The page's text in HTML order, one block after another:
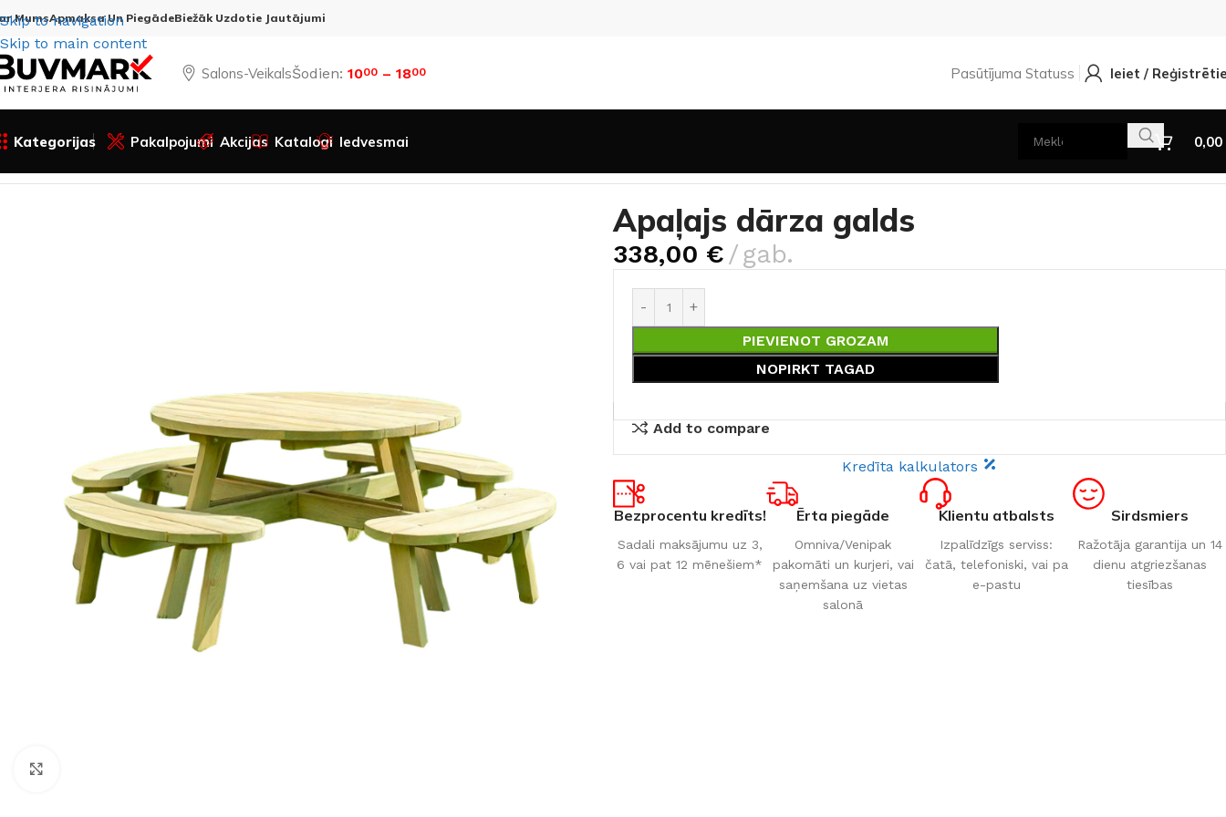
Skip to navigation
Skip to main content
MumsApmaksa Un PiegādeBiežāk Uzdotie Jautājumi
Salons-VeikalsŠodien: 1000 – 1800 Pasūtījuma Statuss Ieiet /
Kategorijas Pakalpojumi Akcijas Katalogi Iedvesmai
0,00
Apaļajs dārza galds
338,00 € gab.
PIEVIENOT GROZAM
NOPIRKT TAGAD
Add to compare
Kredīta kalkulators
Bezprocentu kredīts!
Sadali maksājumu uz 3,
6 vai pat 12 mēnešiem*
Ērta piegāde
Omniva/Venipak
pakomāti un kurjeri, vai
saņemšana uz vietas
salonā
Klientu atbalsts
Izpalīdzīgs serviss:
čatā, telefoniski, vai pa
e-pastu
Sirdsmiers
Ražotāja garantija un 14
dienu atgriezšanas
tiesības